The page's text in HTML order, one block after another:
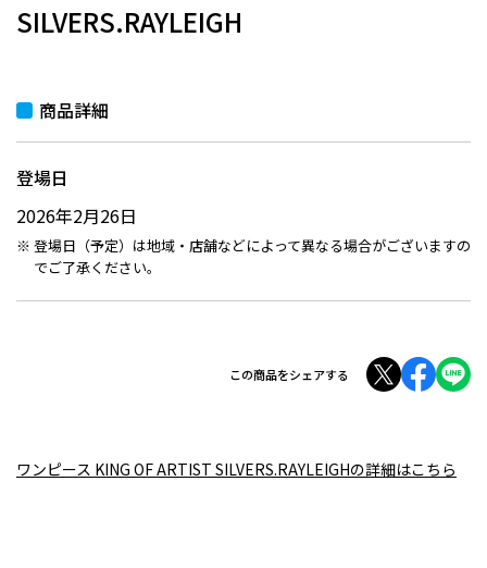
SILVERS.RAYLEIGH
商品詳細
登場日
2026年2月26日
登場日（予定）は地域・店舗などによって異なる場合がございますの
でご了承ください。
この商品をシェアする
ワンピース KING OF ARTIST SILVERS.RAYLEIGHの詳細はこちら